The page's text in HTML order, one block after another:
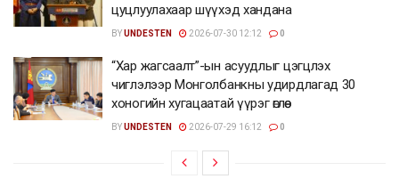
цуцлуулахаар шүүхэд хандана
BYUNDESTEN 2026-07-30 12:12 0
“Хар жагсаалт”-ын асуудлыг цэгцлэх
чиглэлээр Монголбанкны удирдлагад 30
хоногийн хугацаатай үүрэг өглөө
BYUNDESTEN 2026-07-29 16:12 0